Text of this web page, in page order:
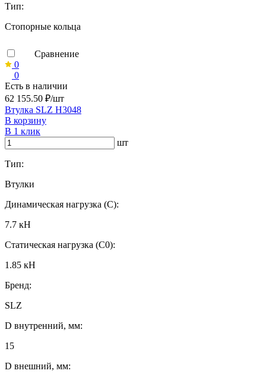
Тип:
Стопорные кольца
Сравнение
0
0
Есть в наличии
62 155.50 ₽/шт
Втулка SLZ H3048
В корзину
В 1 клик
шт
Тип:
Втулки
Динамическая нагрузка (C):
7.7 кН
Статическая нагрузка (C0):
1.85 кН
Бренд:
SLZ
D внутренний, мм:
15
D внешний, мм: